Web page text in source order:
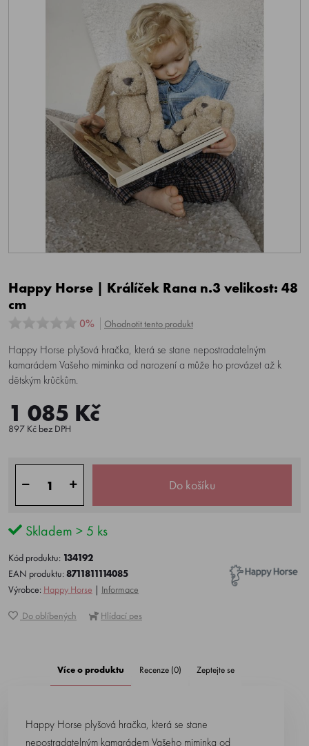
Happy Horse | Králíček Rana n.3 velikost: 48
cm
0% Ohodnotit tento produkt
Happy Horse plyšová hračka, která se stane nepostradatelným
kamarádem Vašeho miminka od narození a může ho provázet až k
dětským krůčkům.
1 085 Kč
897 Kč bez DPH
Do košíku
Skladem > 5 ks
Kód produktu: 134192
EAN produktu:8711811114085
Výrobce: Happy Horse | Informace
Do oblíbených Hlídací pes
Více o produktu Recenze (0) Zeptejte se
Happy Horse plyšová hračka, která se stane
nepostradatelným kamarádem Vašeho miminka od